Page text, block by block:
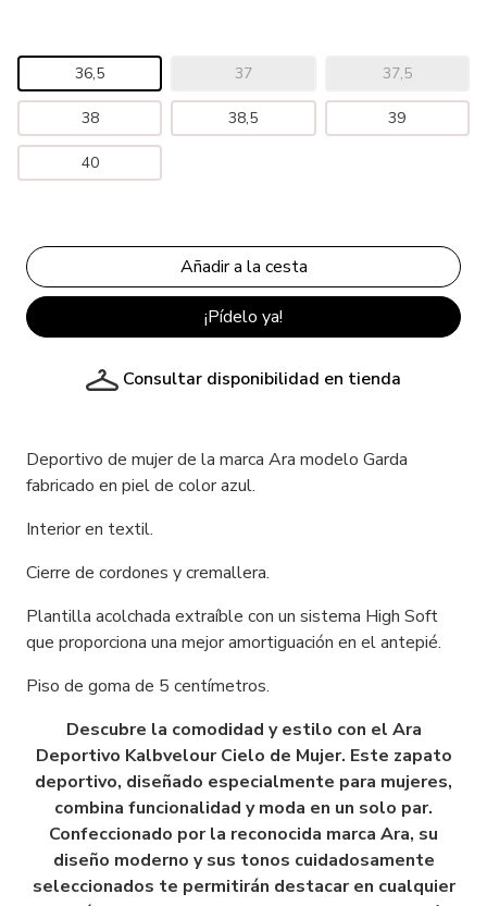
36,5 37 37,5
38 38,5 39
40
¡Pídelo ya!
Consultar disponibilidad en tienda
Deportivo de mujer de la marca Ara modelo Garda
fabricado en piel de color azul.
Interior en textil.
Cierre de cordones y cremallera.
Plantilla acolchada extraíble con un sistema High Soft
que proporciona una mejor amortiguación en el antepié.
Piso de goma de 5 centímetros.
Descubre la comodidad y estilo con el Ara
Deportivo Kalbvelour Cielo de Mujer. Este zapato
deportivo, diseñado especialmente para mujeres,
combina funcionalidad y moda en un solo par.
Confeccionado por la reconocida marca Ara, su
diseño moderno y sus tonos cuidadosamente
seleccionados te permitirán destacar en cualquier